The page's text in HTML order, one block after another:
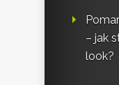
– jak
look?